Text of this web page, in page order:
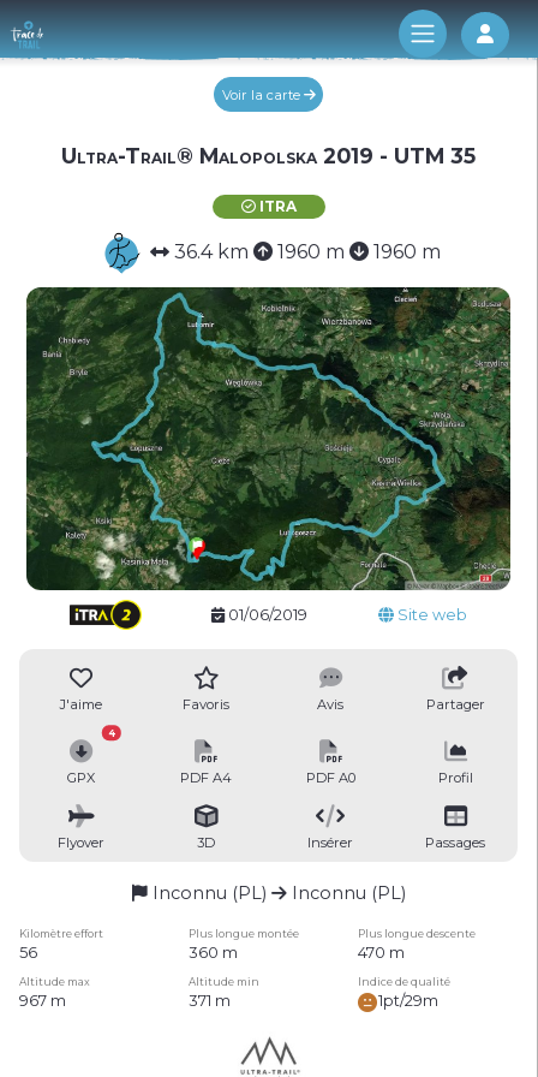
Log
Voir la carte
Ultra-Trail® Malopolska 2019 - UTM 35
ITRA
36.4 km 1960 m 1960 m
01/06/2019 Site web
J'aime Favoris Avis Partager
GPX
4
PDF A4 PDF A0 Profil
Flyover 3D Insérer Passages
Inconnu (PL) Inconnu (PL)
Kilomètre effort Plus longue montée Plus longue descente
56 360 m 470 m
Altitude max Altitude min Indice de qualité
967 m 371 m 1pt/29m